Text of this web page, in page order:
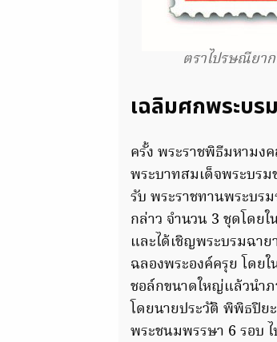
ตราไปรษณียา
เฉลิมศกพระบ
ครั้ง พระราชพิธีมหามง
พระบาทสมเด็จพระบร
รับ พระราชทานพระบร
กล่าว จำนวน 3 ชุดโด
และได้เชิญพระบรมฉา
ฉลองพระองค์ครุย โดย
ชอล์กขนาดใหญ่แล้วนำ
โดยนายประวัติ พิพิธปิย
พระชนมพรรษา 6 รอบ